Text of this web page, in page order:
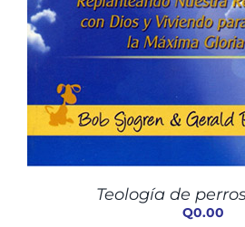
Teología de
Q0.00